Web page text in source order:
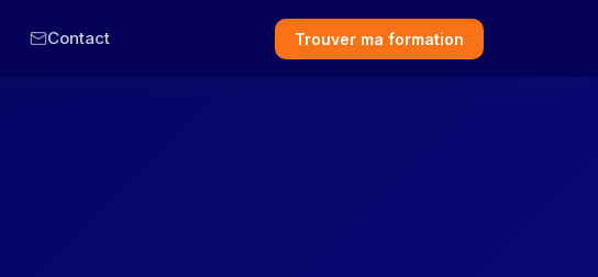
Contact Trouver ma formation